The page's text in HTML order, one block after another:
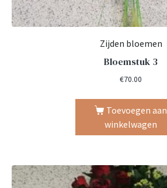
Zijden bloemen
Bloemstuk 3
€70.00
Toevoegen aan
winkelwagen